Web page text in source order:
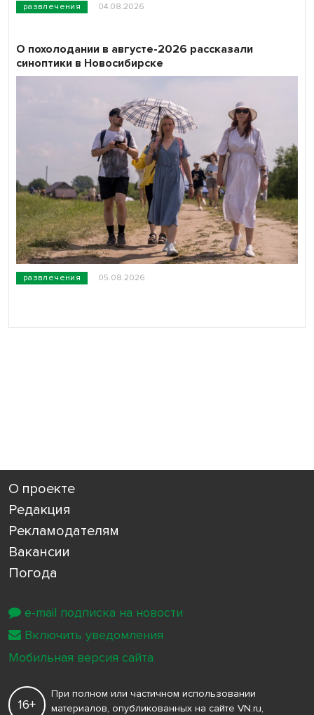
развлечения 04.08.2026
развлечения 05.08.2026
О похолодании в августе-2026 рассказали
синоптики в Новосибирске
О проекте
Редакция
Рекламодателям
Вакансии
Погода
16+
При полном или частичном использовании
материалов, опубликованных на сайте VN.ru,
e-mail подписка на новости
Включить уведомления
Мобильная версия сайта